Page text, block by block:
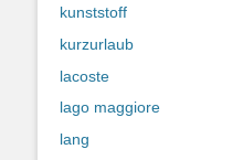
kunststoff
kurzurlaub
lacoste
lago maggiore
lang